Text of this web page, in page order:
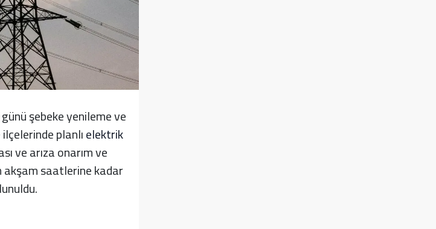
şebeke yenileme ve
planlıelektrik
ve arıza onarım ve
akşam saatlerine kadar